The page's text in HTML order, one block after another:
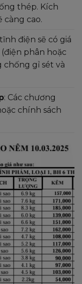
thép. Kích
càng cao.
điện sẽ có giá
(điện phân hoặc
chống gỉ sét và
: Các chương
chính sách